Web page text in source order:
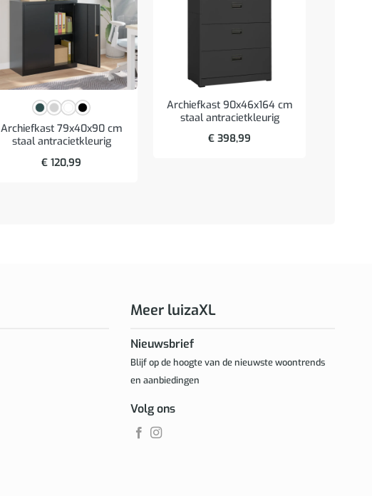
Archiefkast 79x40x90 cm
staal antracietkleurig
€ 120,99
Archiefkast 90x46x164 cm
staal antracietkleurig
€ 398,99
Meer luizaXL
Nieuwsbrief
Blijf op de hoogte van de nieuwste woontrends
en aanbiedingen
Volg ons